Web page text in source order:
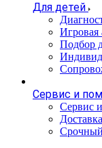
Для детей
Игровая
Подбор
Сервис и
Сервис
Срочный